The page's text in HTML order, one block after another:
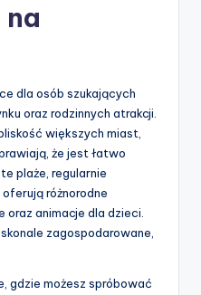
na
dla osób szukających
oraz rodzinnych atrakcji.
większych miast,
że jest łatwo
plaże, regularnie
różnorodne
animacje dla dzieci.
zagospodarowane,
gdzie możesz spróbować